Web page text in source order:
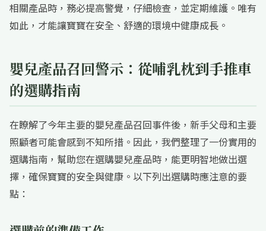
相關產品時，務必提高警覺，仔細檢查，並定期維護。唯有
如此，才能讓寶寶在安全、舒適的環境中健康成長。
嬰兒產品召回警示：從哺乳枕到手推車
的選購指南
在瞭解了今年主要的嬰兒產品召回事件後，新手父母和主要
照顧者可能會感到不知所措。因此，我們整理了一份實用的
選購指南，幫助您在選購嬰兒產品時，能更明智地做出選
擇，確保寶寶的安全與健康。以下列出選購時應注意的要
點：